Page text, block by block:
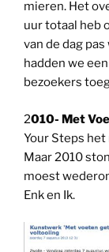
mieren. Het
uur totaal heb
van de dag
hadden we
bezoekers
2010- Met
Your Steps
Maar 2010
moest
Enk en Ik.